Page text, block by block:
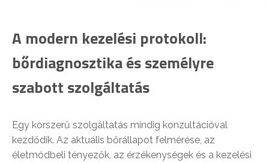
A modern kezelési protokoll:
bőrdiagnosztika és személyre
szabott szolgáltatás
Egy korszerű szolgáltatás mindig konzultációval
kezdődik. Az aktuális bőrállapot felmérése, az
életmódbeli tényezők, az érzékenységek és a kezelési